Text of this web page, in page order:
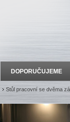
DOPORUČUJEME
Stůl pracovní se dvěma